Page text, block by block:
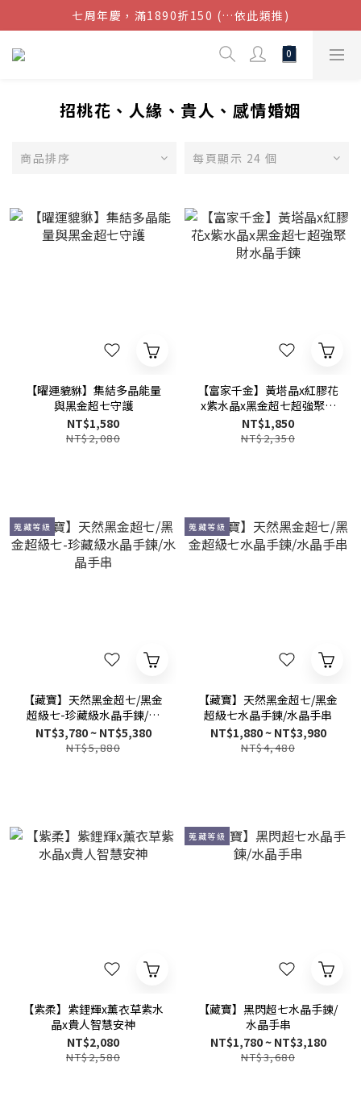
結帳金額滿$1080超取免運
七周年慶，滿1890折150 (…依此類推)
點我加入官方LINE帳號，獲得50元現金券
招桃花、人緣、貴人、感情婚姻
商品排序 每頁顯示 24 個
【曜運貔貅】集結多晶能量
與黑金超七守護
NT$1,580
NT$2,080
【富家千金】黃塔晶x紅膠花
x紫水晶x黑金超七超強聚財
水晶手鍊
NT$1,850
NT$2,350
蒐藏等級
【藏寶】天然黑金超七/黑金
超級七-珍藏級水晶手鍊/水
晶手串
NT$3,780 ~ NT$5,380
NT$5,880
蒐藏等級
【藏寶】天然黑金超七/黑金
超級七水晶手鍊/水晶手串
NT$1,880 ~ NT$3,980
NT$4,480
【紫柔】紫鋰輝x薰衣草紫水
晶x貴人智慧安神
NT$2,080
NT$2,580
蒐藏等級
【藏寶】黑閃超七水晶手鍊/
水晶手串
NT$1,780 ~ NT$3,180
NT$3,680